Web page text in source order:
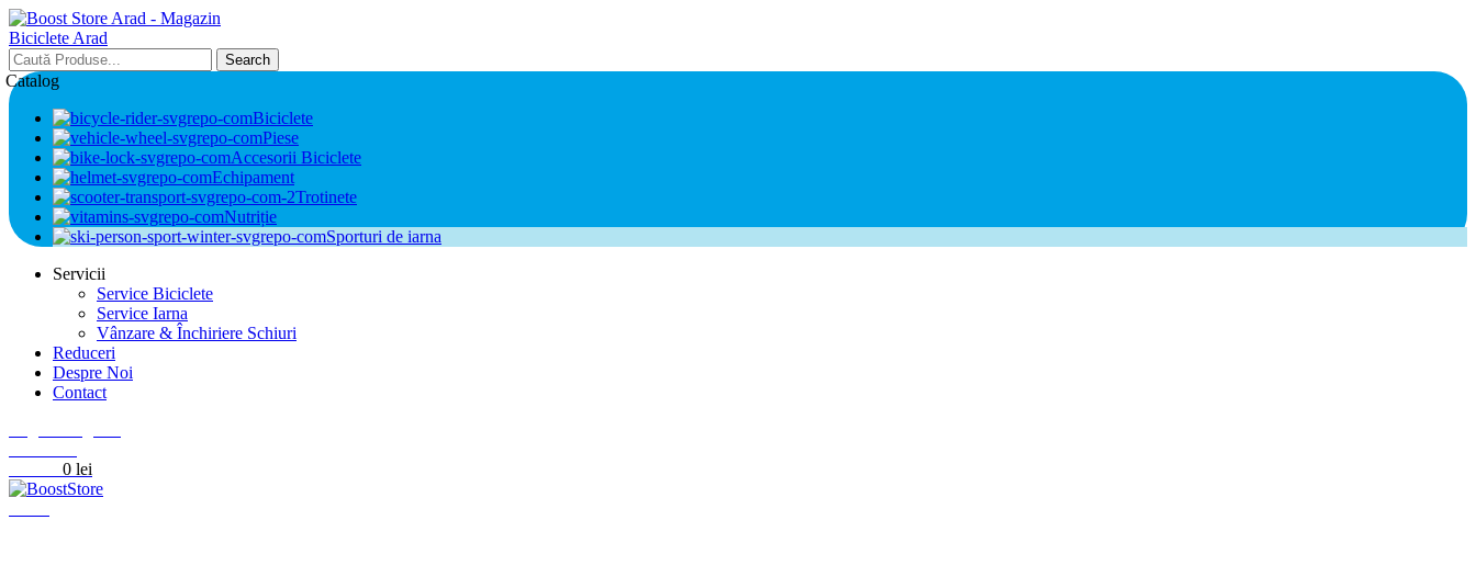
Search
Catalog
Biciclete
Piese
Accesorii Biciclete
Echipament
Trotinete
Nutriție
Sporturi de iarna
Servicii
Service Biciclete
Service Iarna
Vânzare & Închiriere Schiuri
Reduceri
Despre Noi
Contact
0 lei